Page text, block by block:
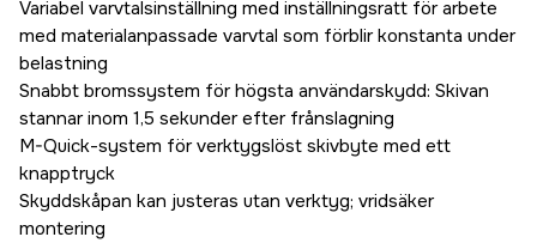
Variabel varvtalsinställning med inställningsratt för arbete
med materialanpassade varvtal som förblir konstanta under
belastning
Snabbt bromssystem för högsta användarskydd: Skivan
stannar inom 1,5 sekunder efter frånslagning
M-Quick-system för verktygslöst skivbyte med ett
knapptryck
Skyddskåpan kan justeras utan verktyg; vridsäker
montering